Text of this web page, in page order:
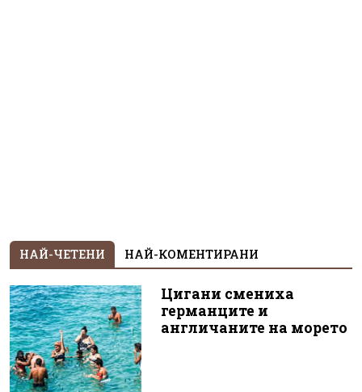
НАЙ-ЧЕТЕНИ НАЙ-КОМЕНТИРАНИ
Цигани смениха
германците и
англичаните на морето